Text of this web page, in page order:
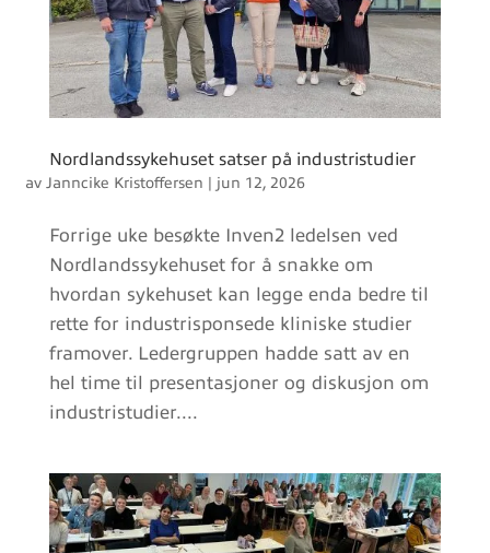
Nordlandssykehuset satser på industristudier
av Janncike Kristoffersen jun 12, 2026
Forrige uke besøkte Inven2 ledelsen ved
Nordlandssykehuset for å snakke om
hvordan sykehuset kan legge enda bedre til
rette for industrisponsede kliniske studier
framover. Ledergruppen hadde satt av en
hel time til presentasjoner og diskusjon om
industristudier....